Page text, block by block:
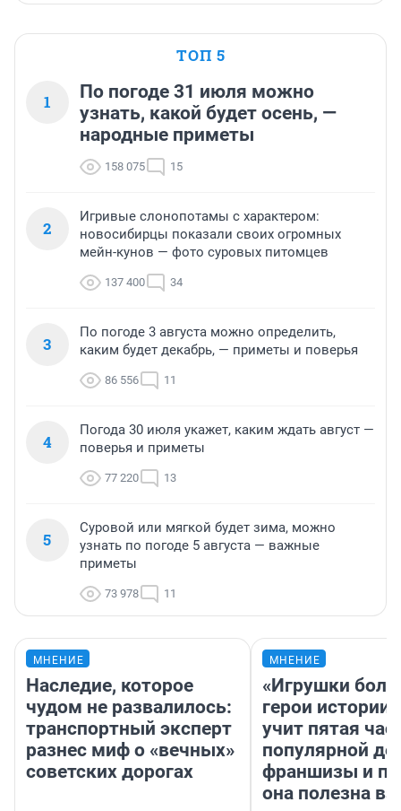
ТОП 5
1
По погоде 31 июля можно
узнать, какой будет осень, —
народные приметы
158 075 15
2
Игривые слонопотамы с характером:
новосибирцы показали своих огромных
мейн-кунов — фото суровых питомцев
137 400 34
3
По погоде 3 августа можно определить,
каким будет декабрь, — приметы и поверья
86 556 11
4
Погода 30 июля укажет, каким ждать август —
поверья и приметы
77 220 13
5
Суровой или мягкой будет зима, можно
узнать по погоде 5 августа — важные
приметы
73 978 11
МНЕНИЕ
Наследие, которое
чудом не развалилось:
транспортный эксперт
разнес миф о «вечных»
советских дорогах
МНЕНИЕ
«Игрушки
герои
учит пятая
популярной
франшизы и
она полезна